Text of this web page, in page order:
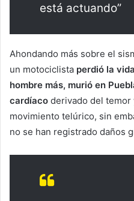
está actuando”
Ahondando más sobre el
un motociclista perdió la
hombre más, murió en
cardíaco derivado del
movimiento telúrico, sin
no se han registrado daños